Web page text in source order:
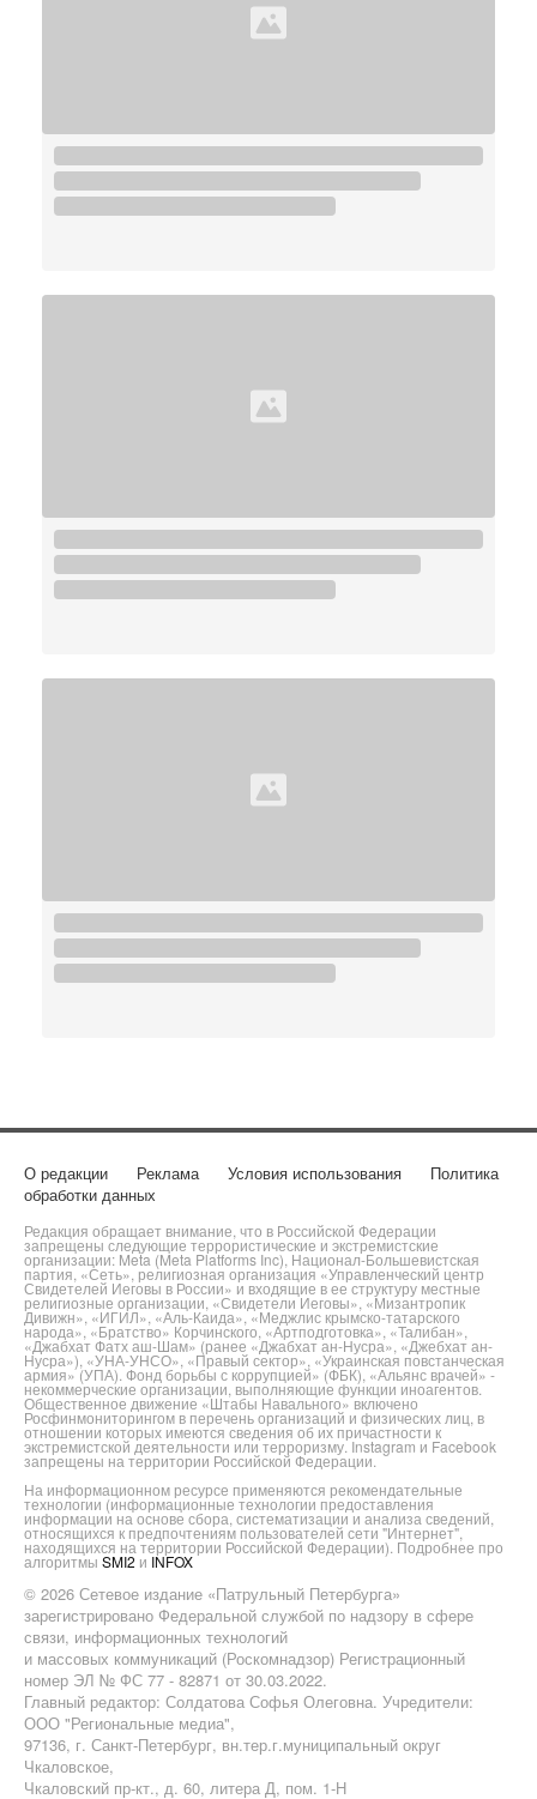
О редакции Реклама Условия использования
Политика
обработки данных
Редакция обращает внимание, что в Российской Федерации
запрещены следующие террористические и экстремистские
организации: Meta (Meta Platforms Inc), Национал-Большевистская
партия, «Сеть», религиозная организация «Управленческий центр
Свидетелей Иеговы в России» и входящие в ее структуру местные
религиозные организации, «Свидетели Иеговы», «Мизантропик
Дивижн», «ИГИЛ», «Аль-Каида», «Меджлис крымско-татарского
народа», «Братство» Корчинского, «Артподготовка», «Талибан»,
«Джабхат Фатх аш-Шам» (ранее «Джабхат ан-Нусра», «Джебхат ан-
Нусра»), «УНА-УНСО», «Правый сектор», «Украинская повстанческая
армия» (УПА). Фонд борьбы с коррупцией» (ФБК), «Альянс врачей» -
некоммерческие организации, выполняющие функции иноагентов.
Общественное движение «Штабы Навального» включено
Росфинмониторингом в перечень организаций и физических лиц, в
отношении которых имеются сведения об их причастности к
экстремистской деятельности или терроризму. Instagram и Facebook
запрещены на территории Российской Федерации.
На информационном ресурсе применяются рекомендательные
технологии (информационные технологии предоставления
информации на основе сбора, систематизации и анализа сведений,
относящихся к предпочтениям пользователей сети "Интернет",
находящихся на территории Российской Федерации). Подробнее про
алгоритмы SMI2 и INFOX
© 2026 Сетевое издание «Патрульный Петербурга»
зарегистрировано Федеральной службой по надзору в сфере
связи, информационных технологий
и массовых коммуникаций (Роскомнадзор) Регистрационный
номер ЭЛ № ФС 77 - 82871 от 30.03.2022.
Главный редактор: Солдатова Софья Олеговна. Учредители:
ООО "Региональные медиа",
97136, г. Санкт-Петербург, вн.тер.г.муниципальный округ
Чкаловское,
Чкаловский пр-кт., д. 60, литера Д, пом. 1-Н